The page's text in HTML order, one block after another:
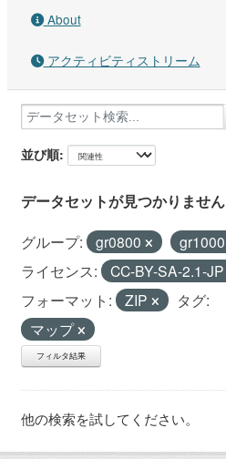
About
アクティビティストリーム
並び順
データセットが見つかりません
グループ: gr0800
gr1000
ライセンス:
CC-BY-SA-2.1-JP
フォーマット:
ZIP
タグ:
マップ
フィルタ結果
他の検索を試してください。